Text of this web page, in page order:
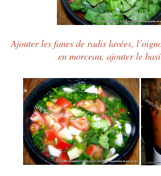
Ajouter les fanes de radis lavées,
en morceau, ajouter le